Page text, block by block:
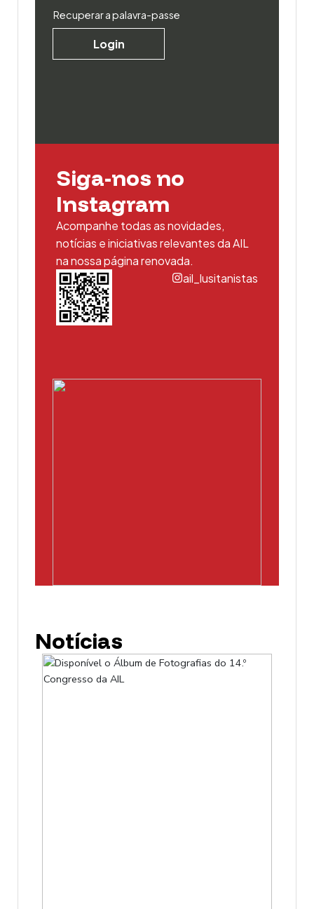
Recuperar a palavra-passe
Login
Siga-nos no
Instagram
Acompanhe todas as novidades,
notícias e iniciativas relevantes da AIL
na nossa página renovada.
ail_lusitanistas
Notícias